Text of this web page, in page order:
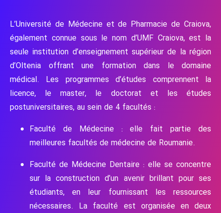
L’Université de Médecine et de Pharmacie de Craiova,
également connue sous le nom d’UMF Craiova, est la
seule institution d’enseignement supérieur de la région
d’Oltenia offrant une formation dans le domaine
médical. Les programmes d’études comprennent la
licence, le master, le doctorat et les études
postuniversitaires, au sein de 4 facultés :
Faculté de Médecine : elle fait partie des
meilleures facultés de médecine de Roumanie.
Faculté de Médecine Dentaire : elle se concentre
sur la construction d’un avenir brillant pour ses
étudiants, en leur fournissant les ressources
nécessaires. La faculté est organisée en deux